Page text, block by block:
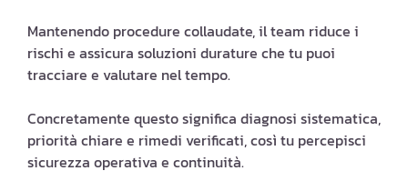
Mantenendo procedure collaudate, il team riduce i
rischi e assicura soluzioni durature che tu puoi
tracciare e valutare nel tempo.
Concretamente questo significa diagnosi sistematica,
priorità chiare e rimedi verificati, così tu percepisci
sicurezza operativa e continuità.